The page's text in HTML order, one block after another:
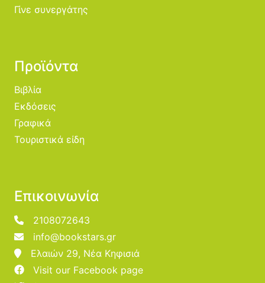
Γίνε συνεργάτης
Προϊόντα
Βιβλία
Εκδόσεις
Γραφικά
Τουριστικά είδη
Επικοινωνία
2108072643
info@bookstars.gr
Ελαιών 29, Νέα Κηφισιά
Visit our Facebook page